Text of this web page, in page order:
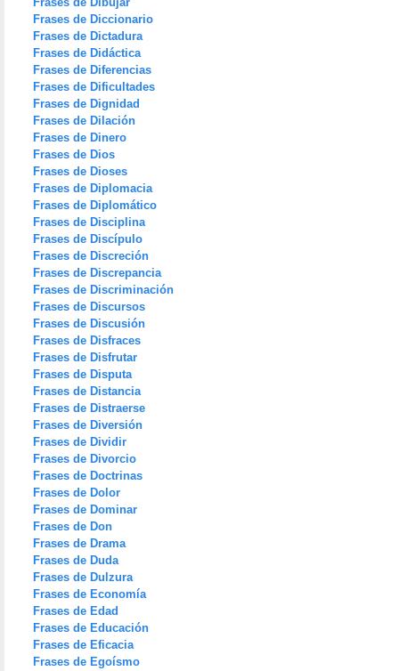
Frases de Diccionario
Frases de Dictadura
Frases de Didáctica
Frases de Diferencias
Frases de Dificultades
Frases de Dignidad
Frases de Dilación
Frases de Dinero
Frases de Dios
Frases de Dioses
Frases de Diplomacia
Frases de Diplomático
Frases de Disciplina
Frases de Discípulo
Frases de Discreción
Frases de Discrepancia
Frases de Discriminación
Frases de Discursos
Frases de Discusión
Frases de Disfraces
Frases de Disfrutar
Frases de Disputa
Frases de Distancia
Frases de Distraerse
Frases de Diversión
Frases de Dividir
Frases de Divorcio
Frases de Doctrinas
Frases de Dolor
Frases de Dominar
Frases de Don
Frases de Drama
Frases de Duda
Frases de Dulzura
Frases de Economía
Frases de Edad
Frases de Educación
Frases de Eficacia
Frases de Egoísmo